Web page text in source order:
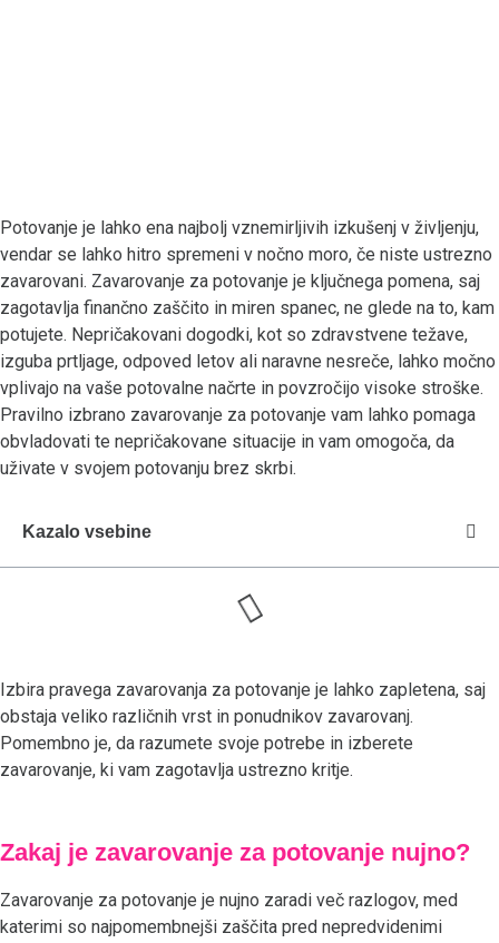
Potovanje je lahko ena najbolj vznemirljivih izkušenj v življenju,
vendar se lahko hitro spremeni v nočno moro, če niste ustrezno
zavarovani. Zavarovanje za potovanje je ključnega pomena, saj
zagotavlja finančno zaščito in miren spanec, ne glede na to, kam
potujete. Nepričakovani dogodki, kot so zdravstvene težave,
izguba prtljage, odpoved letov ali naravne nesreče, lahko močno
vplivajo na vaše potovalne načrte in povzročijo visoke stroške.
Pravilno izbrano zavarovanje za potovanje vam lahko pomaga
obvladovati te nepričakovane situacije in vam omogoča, da
uživate v svojem potovanju brez skrbi.
Kazalo vsebine
Izbira pravega zavarovanja za potovanje je lahko zapletena, saj
obstaja veliko različnih vrst in ponudnikov zavarovanj.
Pomembno je, da razumete svoje potrebe in izberete
zavarovanje, ki vam zagotavlja ustrezno kritje.
Zakaj je zavarovanje za potovanje nujno?
Zavarovanje za potovanje je nujno zaradi več razlogov, med
katerimi so najpomembnejši zaščita pred nepredvidenimi